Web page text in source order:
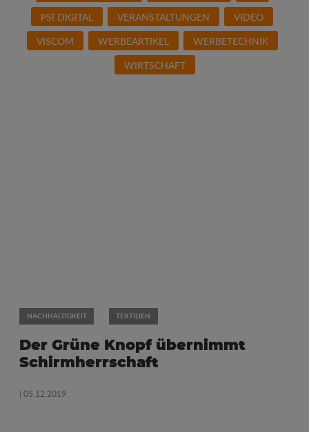
PSI DIGITAL
VERANSTALTUNGEN
VIDEO
VISCOM
WERBEARTIKEL
WERBETECHNIK
WIRTSCHAFT
NACHHALTIGKEIT TEXTILIEN
Der Grüne Knopf übernimmt
Schirmherrschaft
| 05.12.2019